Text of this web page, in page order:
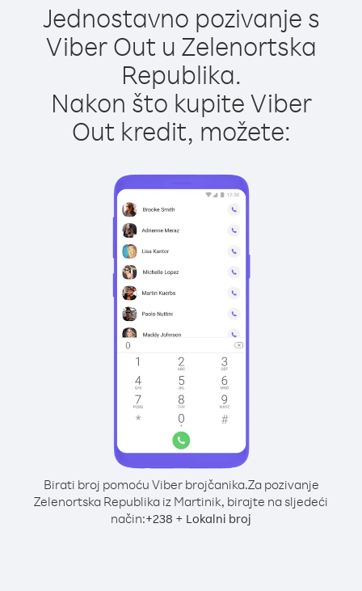
Jednostavno pozivanje s
Viber Out u Zelenortska
Republika.
Nakon što kupite Viber
Out kredit, možete:
Birati broj pomoću Viber brojčanika.Za pozivanje
Zelenortska Republika iz Martinik, birajte na sljedeći
način:+238 + Lokalni broj